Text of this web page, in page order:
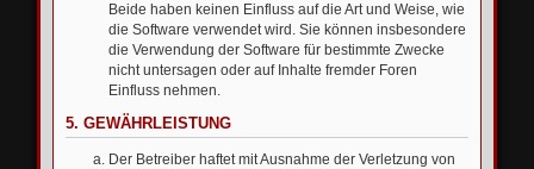
Beide haben keinen Einfluss auf die Art und Weise, wie
die Software verwendet wird. Sie können insbesondere
die Verwendung der Software für bestimmte Zwecke
nicht untersagen oder auf Inhalte fremder Foren
Einfluss nehmen.
5. GEWÄHRLEISTUNG
Der Betreiber haftet mit Ausnahme der Verletzung von